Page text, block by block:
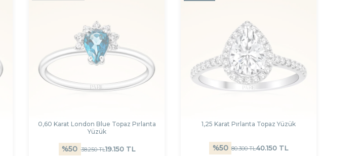
0,60 Karat London Blue Topaz Pırlanta
Yüzük
%50 38.250TL19.150TL
1,25 Karat Pırlanta Topaz Yüzük
%50 80.300TL40.150 TL